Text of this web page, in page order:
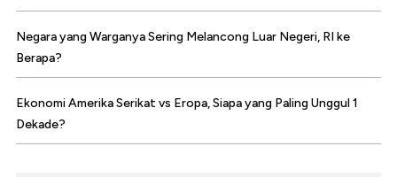
Negara yang Warganya Sering Melancong Luar Negeri, RI ke
Berapa?
Ekonomi Amerika Serikat vs Eropa, Siapa yang Paling Unggul 1
Dekade?